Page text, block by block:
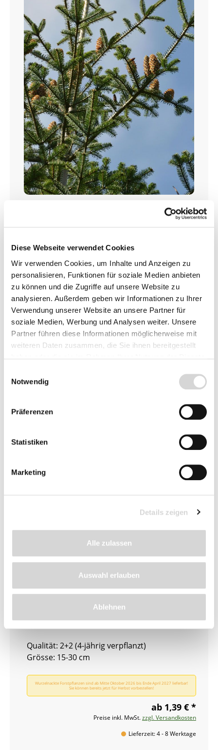
Diese Webseite verwendet Cookies
Wir verwenden Cookies, um Inhalte und Anzeigen zu
personalisieren, Funktionen für soziale Medien anbieten
zu können und die Zugriffe auf unsere Website zu
analysieren. Außerdem geben wir Informationen zu Ihrer
Verwendung unserer Website an unsere Partner für
soziale Medien, Werbung und Analysen weiter. Unsere
Partner führen diese Informationen möglicherweise mit
weiteren Daten zusammen, die Sie ihnen bereitgestellt
Notwendig
Präferenzen
Statistiken
Marketing
Details zeigen
Alle zulassen
Auswahl erlauben
Ablehnen
Qualität: 2+2 oder 2+3 (4- oder 5-jährig
verpflanzt)
Wurzelnackte Forstpflanzen sind ab Mitte Oktober 2026 bis Ende April 2027 lieferbar!
Sie können bereits jetzt für Herbst vorbestellen!
ab 1,63 € *
Preise inkl. MwSt.zzgl. Versandkosten
Lieferzeit: 4 - 8 Werktage
Weisstanne (Abies alba)
Qualität: 2+2 (4-jährig verpflanzt)
Grösse: 15-30 cm
Wurzelnackte Forstpflanzen sind ab Mitte Oktober 2026 bis Ende April 2027 lieferbar!
Sie können bereits jetzt für Herbst vorbestellen!
ab 1,39 € *
Preise inkl. MwSt.zzgl. Versandkosten
Lieferzeit: 4 - 8 Werktage